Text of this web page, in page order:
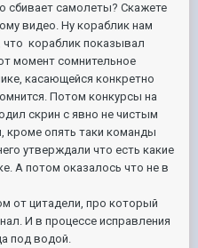
сбивает самолеты? Скажете
видео. Ну кораблик нам
кораблик показывал
момент сомнительное
касающейся конкретно
Потом конкурсы на
скрин с явно не чистым
кроме опять таки команды
утверждали что есть какие
А потом оказалось что не в
от цитадели, про который
И в процессе исправления
под водой.